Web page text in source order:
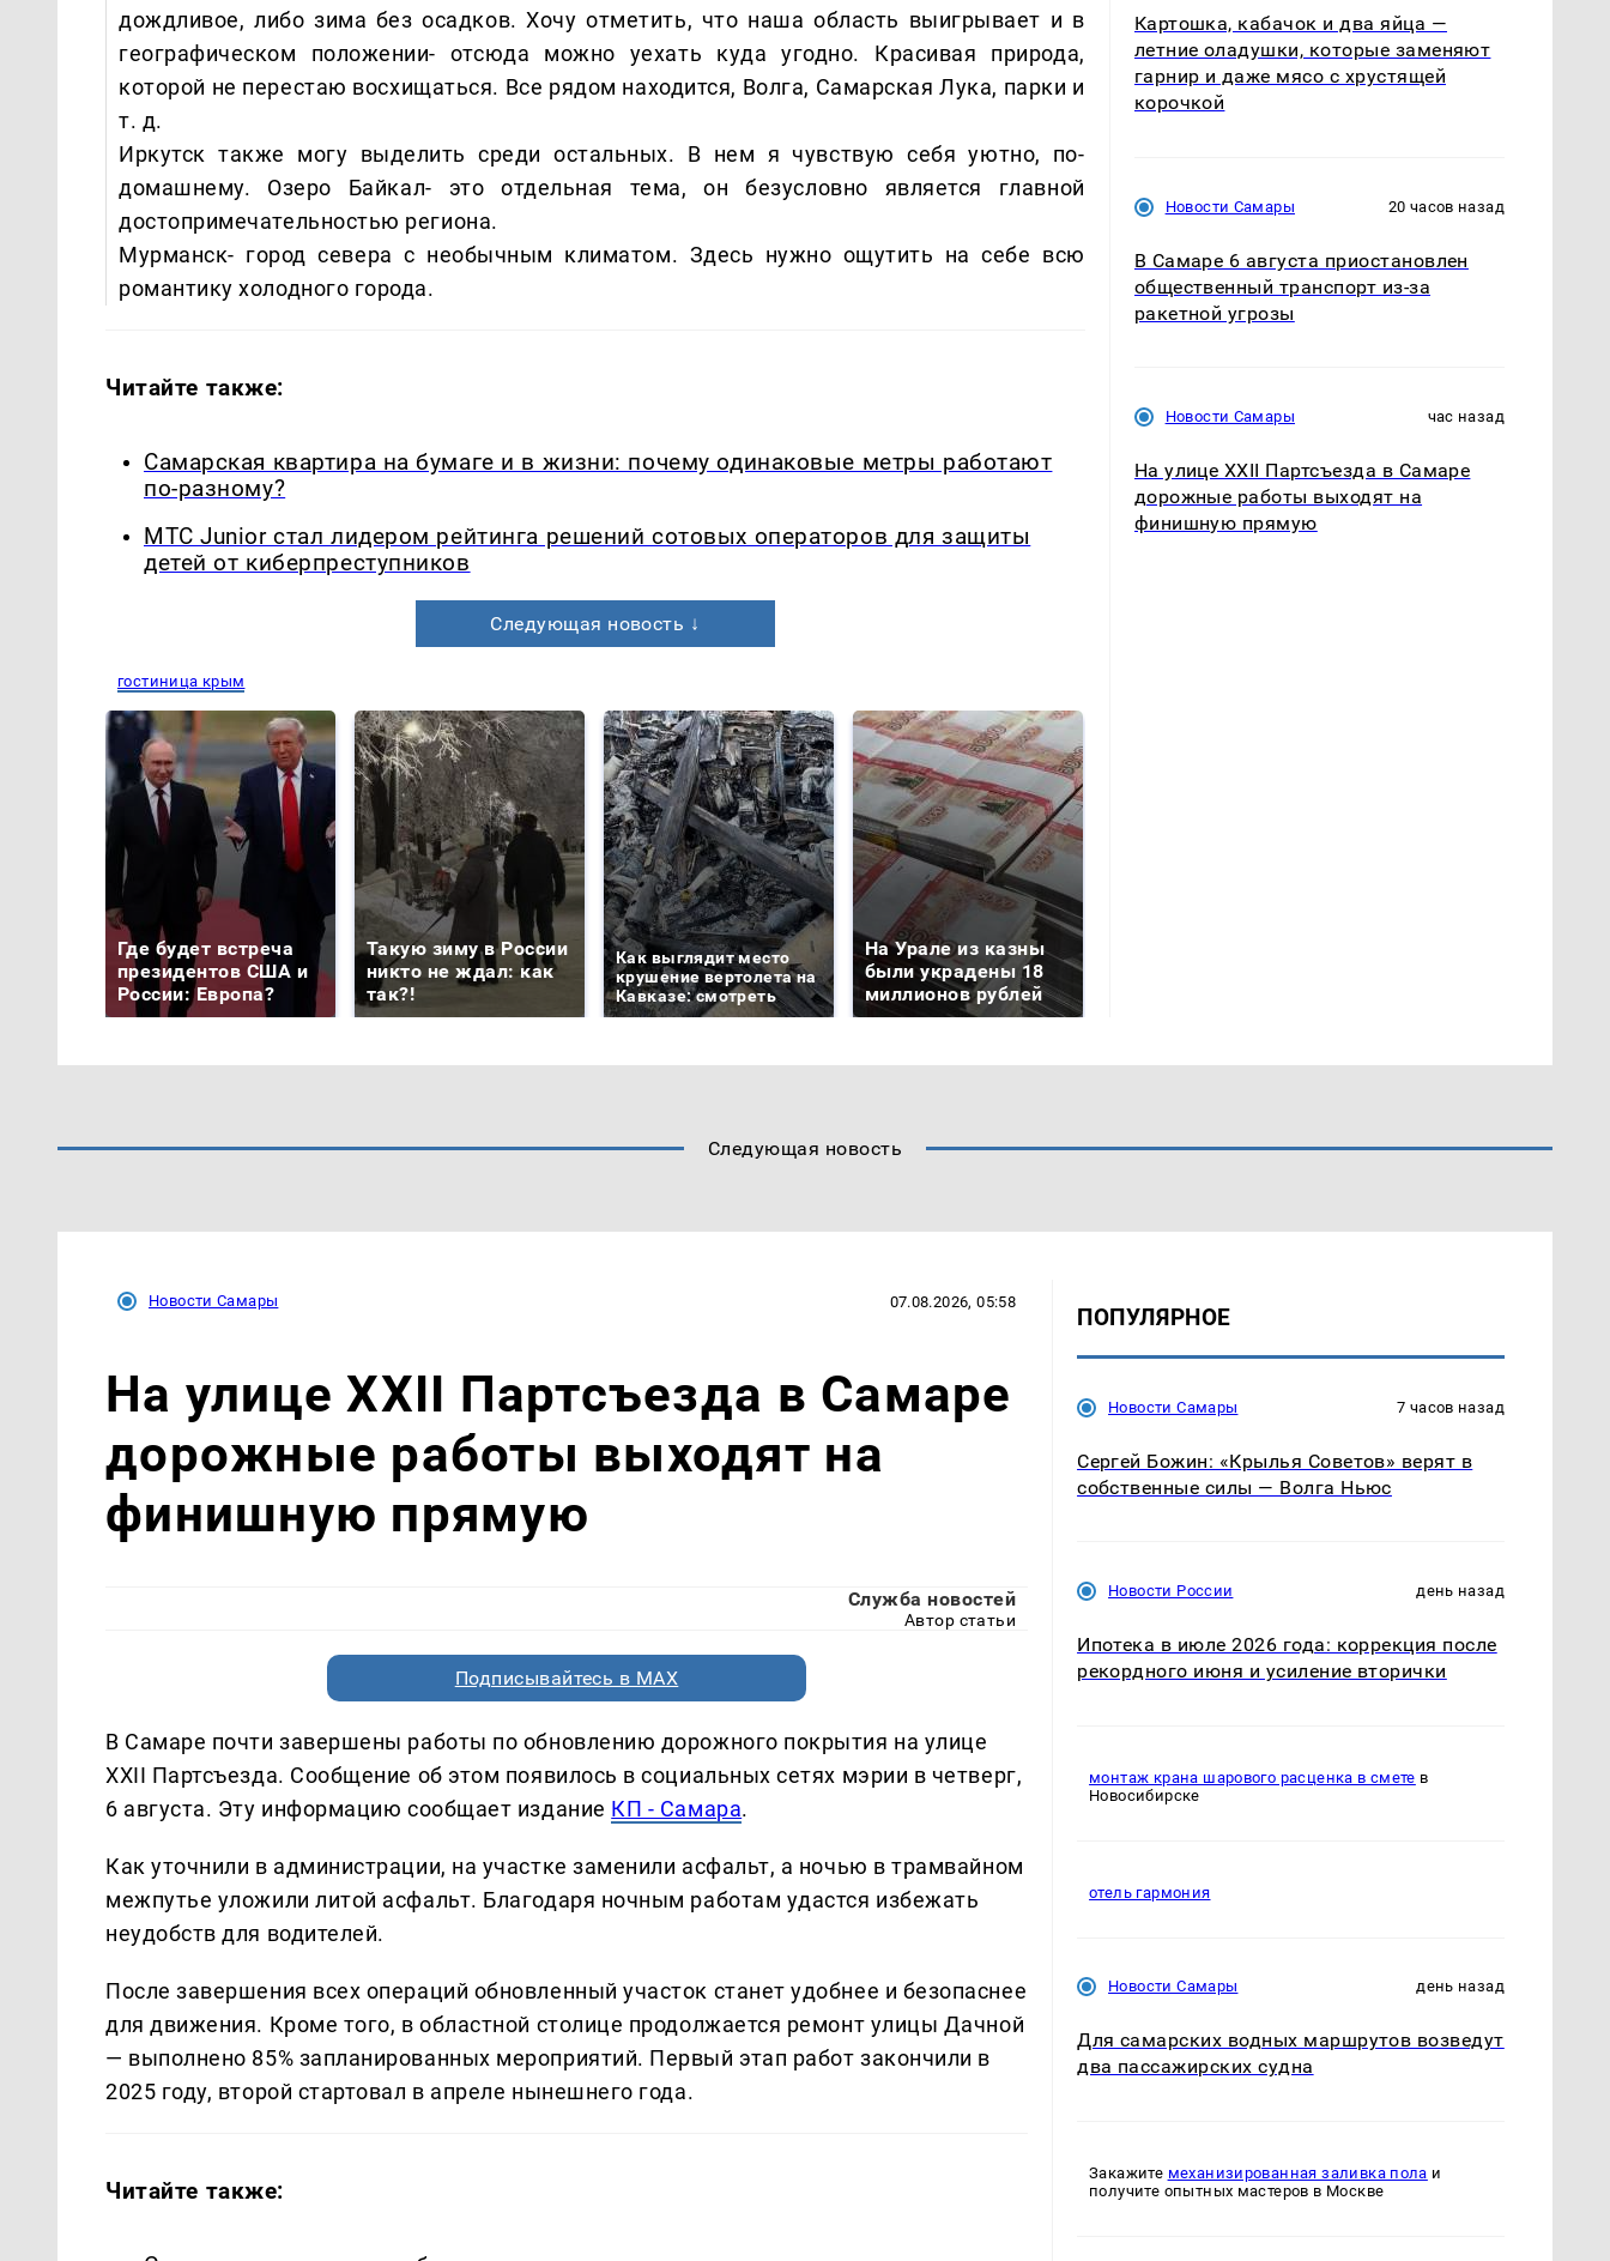
дождливое, либо зима без осадков. Хочу отметить, что наша область выигрывает и в
географическом положении- отсюда можно уехать куда угодно. Красивая природа,
которой не перестаю восхищаться. Все рядом находится, Волга, Самарская Лука, парки и
т. д.
Иркутск также могу выделить среди остальных. В нем я чувствую себя уютно, по-
домашнему. Озеро Байкал- это отдельная тема, он безусловно является главной
достопримечательностью региона.
Мурманск- город севера с необычным климатом. Здесь нужно ощутить на себе всю
романтику холодного города.
Читайте также:
Самарская квартира на бумаге и в жизни: почему одинаковые метры работают
по-разному?
МТС Junior стал лидером рейтинга решений сотовых операторов для защиты
детей от киберпреступников
Следующая новость ↓
гостиница крым
Где будет встреча
президентов США и
России: Европа?
Такую зиму в России
никто не ждал: как
так?!
Как выглядит место
крушение вертолета на
Кавказе: смотреть
На Урале из казны
были украдены 18
миллионов рублей
Картошка, кабачок и два яйца —
летние оладушки, которые заменяют
гарнир и даже мясо с хрустящей
корочкой
Новости Самары 20 часов назад
В Самаре 6 августа приостановлен
общественный транспорт из-за
ракетной угрозы
Новости Самары час назад
На улице XXII Партсъезда в Самаре
дорожные работы выходят на
финишную прямую
Следующая новость
Новости Самары 07.08.2026, 05:58
На улице XXII Партсъезда в Самаре
дорожные работы выходят на
финишную прямую
Служба новостей
Автор статьи
Подписывайтесь в MAX
В Самаре почти завершены работы по обновлению дорожного покрытия на улице
XXII Партсъезда. Сообщение об этом появилось в социальных сетях мэрии в четверг,
6 августа. Эту информацию сообщает издание КП - Самара.
Как уточнили в администрации, на участке заменили асфальт, а ночью в трамвайном
межпутье уложили литой асфальт. Благодаря ночным работам удастся избежать
неудобств для водителей.
После завершения всех операций обновленный участок станет удобнее и безопаснее
для движения. Кроме того, в областной столице продолжается ремонт улицы Дачной
— выполнено 85% запланированных мероприятий. Первый этап работ закончили в
2025 году, второй стартовал в апреле нынешнего года.
Читайте также:
ПОПУЛЯРНОЕ
Новости Самары 7 часов назад
Сергей Божин: «Крылья Советов» верят в
собственные силы — Волга Ньюс
Новости России день назад
Ипотека в июле 2026 года: коррекция после
рекордного июня и усиление вторички
монтаж крана шарового расценка в смете в
Новосибирске
отель гармония
Новости Самары день назад
Для самарских водных маршрутов возведут
два пассажирских судна
Закажите механизированная заливка пола и
получите опытных мастеров в Москве